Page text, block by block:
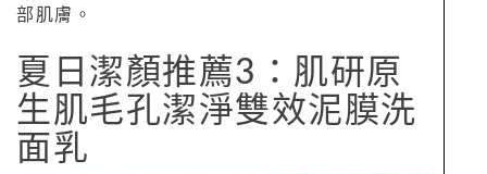
部肌膚。
夏日潔顏推薦3：肌研原
生肌毛孔潔淨雙效泥膜洗
面乳